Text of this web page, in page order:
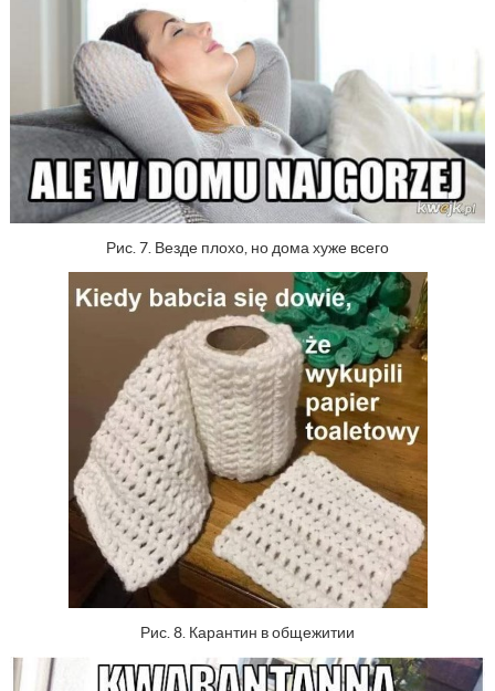
Рис. 7. Везде плохо, но дома хуже всего
Рис. 8. Карантин в общежитии